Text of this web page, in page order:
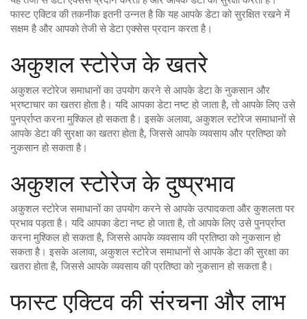
फास्ट एक्टिव की तकनीक इतनी उन्नत है कि यह आपके डेटा को सुरक्षित रखने में
सक्षम है और आपको तेजी से डेटा एक्सेस प्रदान करता है।
अकुशल स्टोरेज के खतरे
अकुशल स्टोरेज समाधानों का उपयोग करने से आपके डेटा के नुकसान और
भ्रष्टाचार का खतरा होता है। यदि आपका डेटा नष्ट हो जाता है, तो आपके लिए उसे
पुनर्प्राप्त करना मुश्किल हो सकता है। इसके अलावा, अकुशल स्टोरेज समाधानों से
आपके डेटा की सुरक्षा का खतरा होता है, जिससे आपके व्यवसाय और प्रतिष्ठा को
नुकसान हो सकता है।
अकुशल स्टोरेज के दुष्प्रभाव
अकुशल स्टोरेज समाधानों का उपयोग करने से आपके उत्पादकता और कुशलता पर
प्रभाव पड़ता है। यदि आपका डेटा नष्ट हो जाता है, तो आपके लिए उसे पुनर्प्राप्त
करना मुश्किल हो सकता है, जिससे आपके व्यवसाय की प्रतिष्ठा को नुकसान हो
सकता है। इसके अलावा, अकुशल स्टोरेज समाधानों से आपके डेटा की सुरक्षा का
खतरा होता है, जिससे आपके व्यवसाय की प्रतिष्ठा को नुकसान हो सकता है।
फास्ट एक्टिव की संरचना और लाभ